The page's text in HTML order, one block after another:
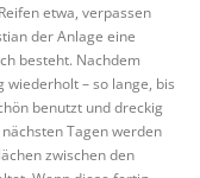
etwa, verpassen
der Anlage eine
besteht. Nachdem
wiederholt – so lange, bis
benutzt und dreckig
Tagen werden
zwischen den